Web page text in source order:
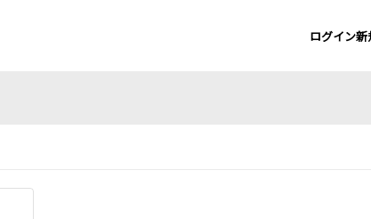
ログイン新